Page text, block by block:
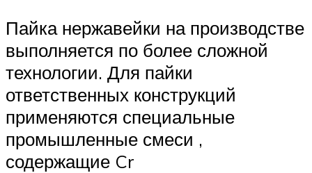
Пайка нержавейки на производстве
выполняется по более сложной
технологии. Для пайки
ответственных конструкций
применяются специальные
промышленные смеси ,
содержащие Cr